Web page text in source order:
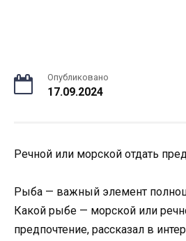
Опубликовано
17.09.2024
Речной или морской отдать
Рыба — важный элемент
Какой рыбе — морской или
предпочтение, рассказал в